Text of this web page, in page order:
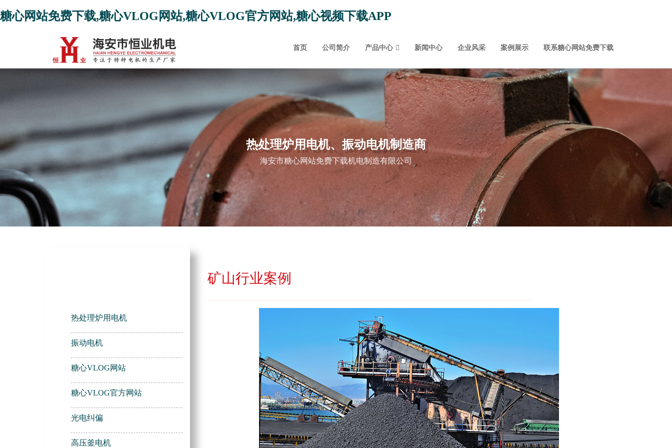
糖心网站免费下载,糖心VLOG网站,糖心VLOG官方网站,糖心视频下载APP
首页 公司简介 产品中心 新闻中心 企业风采 案例展示 联系糖心网站免费下载
热处理炉用电机、振动电机制造商
海安市糖心网站免费下载机电制造有限公司
热处理炉用电机
振动电机
糖心VLOG网站
糖心VLOG官方网站
光电纠偏
高压釜电机
矿山行业案例